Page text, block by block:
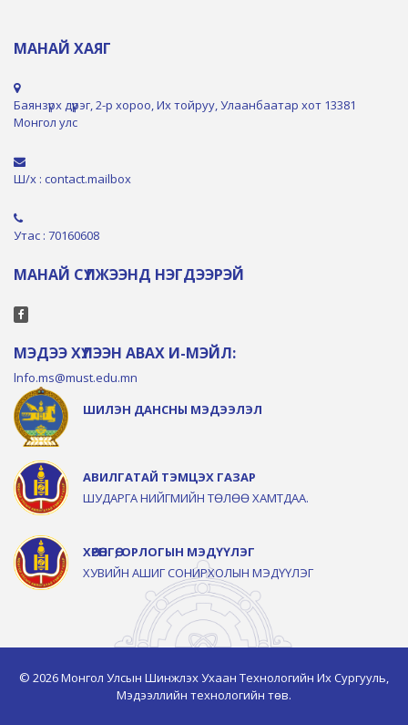
МАНАЙ ХАЯГ
Баянзүрх дүүрэг, 2-р хороо, Их тойруу, Улаанбаатар хот 13381
Монгол улс
Ш/х : contact.mailbox
Утас : 70160608
МАНАЙ СҮЛЖЭЭНД НЭГДЭЭРЭЙ
МЭДЭЭ ХҮЛЭЭН АВАХ И-МЭЙЛ:
lnfo.ms@must.edu.mn
ШИЛЭН ДАНСНЫ МЭДЭЭЛЭЛ
АВИЛГАТАЙ ТЭМЦЭХ ГАЗАР
ШУДАРГА НИЙГМИЙН ТӨЛӨӨ ХАМТДАА.
ХӨРӨНГӨ, ОРЛОГЫН МЭДҮҮЛЭГ
ХУВИЙН АШИГ СОНИРХОЛЫН МЭДҮҮЛЭГ
© 2026 Монгол Улсын Шинжлэх Ухаан Технологийн Их Сургууль,
Мэдээллийн технологийн төв.